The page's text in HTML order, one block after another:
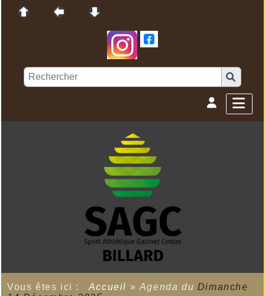
Vous êtes ici : Accueil » Agenda du Dimanche